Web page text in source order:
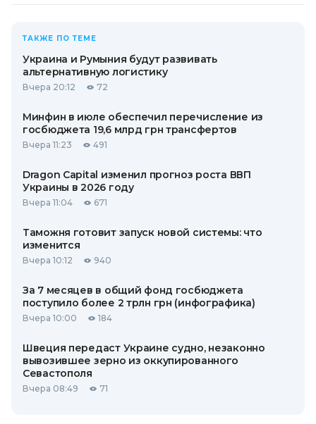
ТАКЖЕ ПО ТЕМЕ
Украина и Румыния будут развивать
альтернативную логистику
Вчера 20:12 72
Минфин в июле обеспечил перечисление из
госбюджета 19,6 млрд грн трансфертов
Вчера 11:23 491
Dragon Capital изменил прогноз роста ВВП
Украины в 2026 году
Вчера 11:04 671
Таможня готовит запуск новой системы: что
изменится
Вчера 10:12 940
За 7 месяцев в общий фонд госбюджета
поступило более 2 трлн грн (инфографика)
Вчера 10:00 184
Швеция передаст Украине судно, незаконно
вывозившее зерно из оккупированного
Севастополя
Вчера 08:49 71